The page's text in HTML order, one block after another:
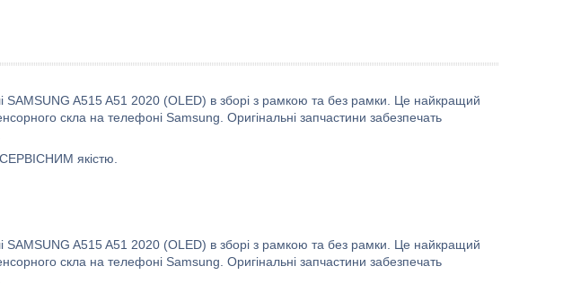
SAMSUNG A515 A51 2020 (OLED) в зборі з рамкою та без рамки. Це найкращий
скла на телефоні Samsung. Оригінальні запчастини забезпечать
якістю.
SAMSUNG A515 A51 2020 (OLED) в зборі з рамкою та без рамки. Це найкращий
скла на телефоні Samsung. Оригінальні запчастини забезпечать